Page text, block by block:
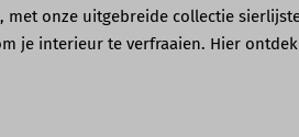
onze uitgebreide collectie
interieur te verfraaien. Hier